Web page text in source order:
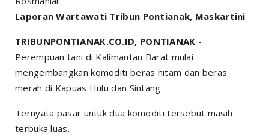
Laporan Wartawati Tribun Pontianak, Maskartini
TRIBUNPONTIANAK.CO.ID, PONTIANAK -
Perempuan tani di Kalimantan Barat mulai
mengembangkan komoditi beras hitam dan beras
merah di Kapuas Hulu dan Sintang.
Ternyata pasar untuk dua komoditi tersebut masih
terbuka luas.